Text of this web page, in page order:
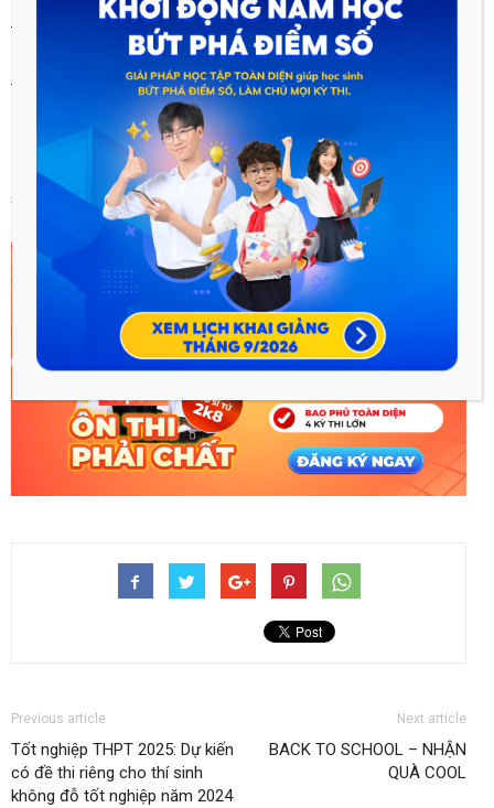
– Hệ thống kênh fanpage @Hocmai.vn THPT:
https://www.facebook.com/Hocmai.vnTHPT/
– Kênh Youtube của Đài phát thanh truyền hình Hà Nội:
https://www.youtube.com/@daihanoi-htv
HOCMAI và các thầy cô hẹn gặp lại ba mẹ và các bạn học
sinh trong buổi live sắp tới 👏👏
Previous article
Tốt nghiệp THPT 2025: Dự kiến
có đề thi riêng cho thí sinh
không đỗ tốt nghiệp năm 2024
Next article
BACK TO SCHOOL – NHẬN
QUÀ COOL